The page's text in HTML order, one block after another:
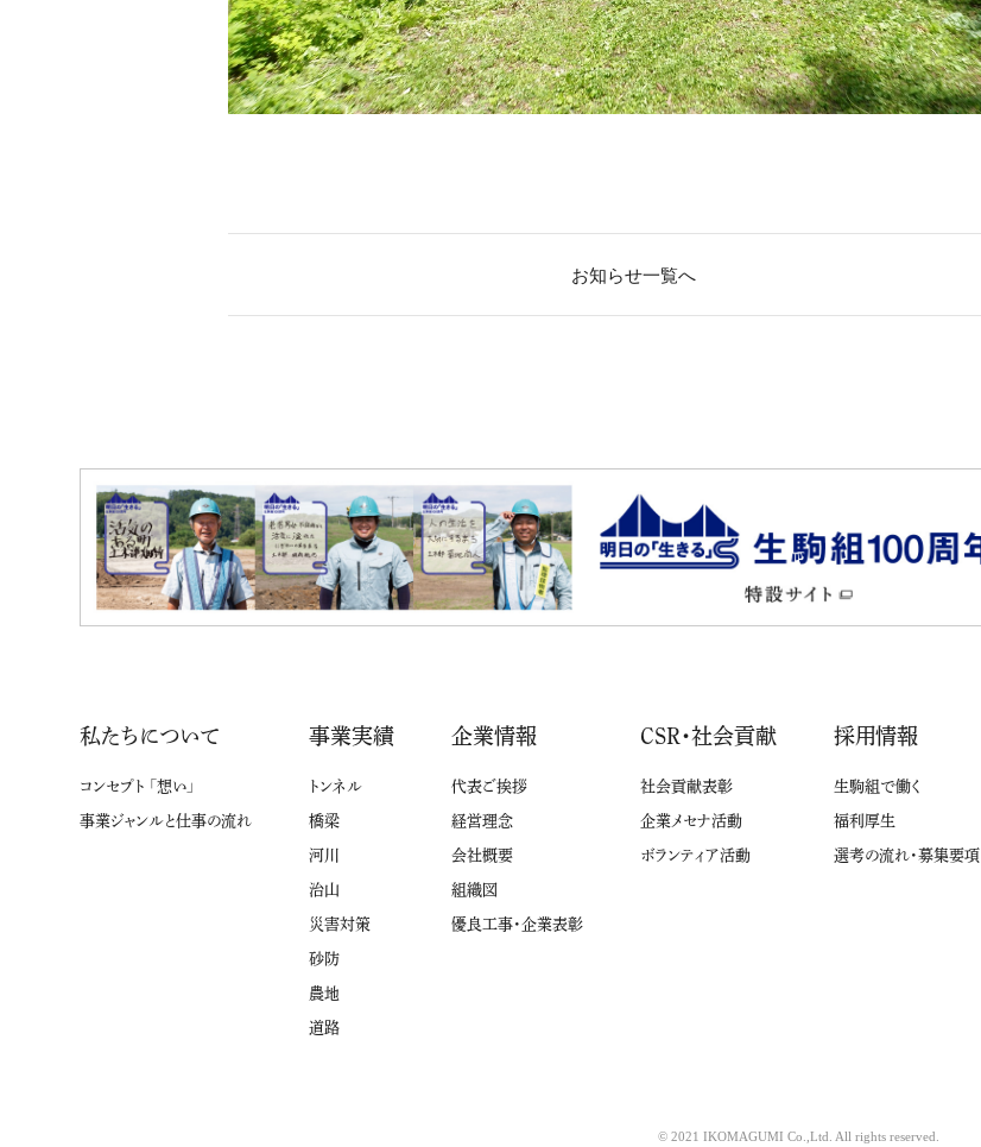
お知らせ一覧へ
私たちについて
コンセプト 「想い」
事業ジャンルと仕事の流れ
事業実績
トンネル
橋梁
河川
治山
災害対策
砂防
農地
道路
企業情報
代表ご挨拶
経営理念
会社概要
組織図
優良工事・企業表彰
CSR・社会貢献
社会貢献表彰
企業メセナ活動
ボランティア活動
採用情報
生駒組で働く
福利厚生
選考の流れ・募集要項
© 2021 IKOMAGUMI Co.,Ltd. All rights reserved.